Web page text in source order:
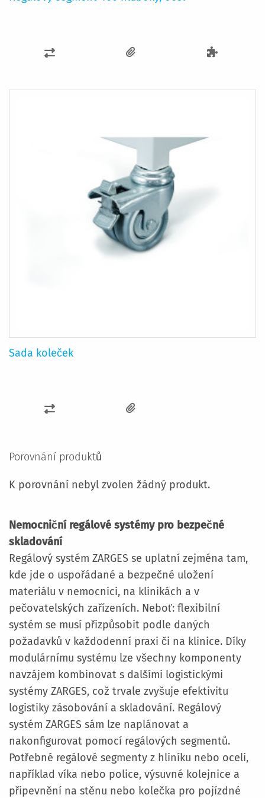
PŘIDAT
POROVNÁNÍ
Sada koleček
PŘIDAT
POROVNÁNÍ
Porovnání produktů
K porovnání nebyl zvolen žádný produkt.
Nemocniční regálové systémy pro bezpečné
skladování
Regálový systém ZARGES se uplatní zejména tam,
kde jde o uspořádané a bezpečné uložení
materiálu v nemocnici, na klinikách a v
pečovatelských zařízeních. Neboť: flexibilní
systém se musí přizpůsobit podle daných
požadavků v každodenní praxi či na klinice. Díky
modulárnímu systému lze všechny komponenty
navzájem kombinovat s dalšími logistickými
systémy ZARGES, což trvale zvyšuje efektivitu
logistiky zásobování a skladování. Regálový
systém ZARGES sám lze naplánovat a
nakonfigurovat pomocí regálových segmentů.
Potřebné regálové segmenty z hliníku nebo oceli,
například víka nebo police, výsuvné kolejnice a
připevnění na stěnu nebo kolečka pro pojízdné